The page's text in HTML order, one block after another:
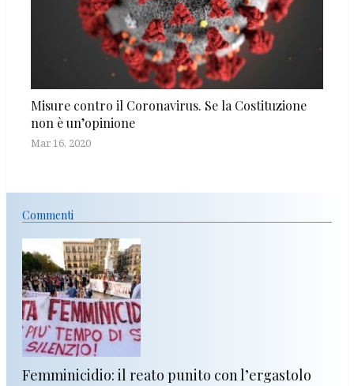
Misure contro il Coronavirus. Se la Costituzione
non è un’opinione
Mar 16, 2020
Commenti
Femminicidio: il reato punito con l’ergastolo